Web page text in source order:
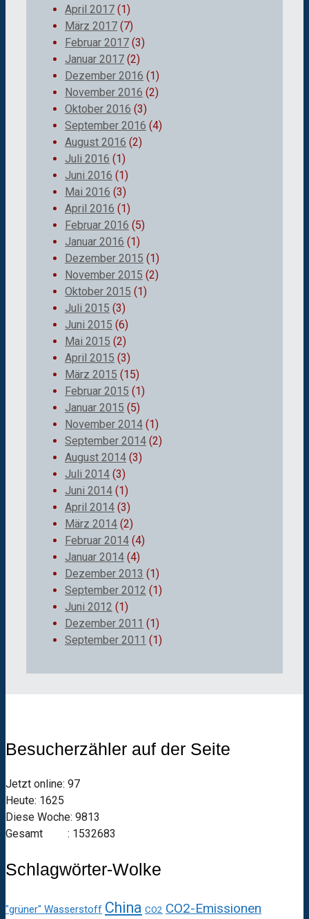
April 2017 (1)
März 2017 (7)
Februar 2017 (3)
Januar 2017 (2)
Dezember 2016 (1)
November 2016 (2)
Oktober 2016 (3)
September 2016 (4)
August 2016 (2)
Juli 2016 (1)
Juni 2016 (1)
Mai 2016 (3)
April 2016 (1)
Februar 2016 (5)
Januar 2016 (1)
Dezember 2015 (1)
November 2015 (2)
Oktober 2015 (1)
Juli 2015 (3)
Juni 2015 (6)
Mai 2015 (2)
April 2015 (3)
März 2015 (15)
Februar 2015 (1)
Januar 2015 (5)
November 2014 (1)
September 2014 (2)
August 2014 (3)
Juli 2014 (3)
Juni 2014 (1)
April 2014 (3)
März 2014 (2)
Februar 2014 (4)
Januar 2014 (4)
Dezember 2013 (1)
September 2012 (1)
Juni 2012 (1)
Dezember 2011 (1)
September 2011 (1)
Besucherzähler auf der Seite
Jetzt online: 97
Heute: 1625
Diese Woche: 9813
Gesamt : 1532683
Schlagwörter-Wolke
"grüner" Wasserstoff China CO2 CO2-Emissionen